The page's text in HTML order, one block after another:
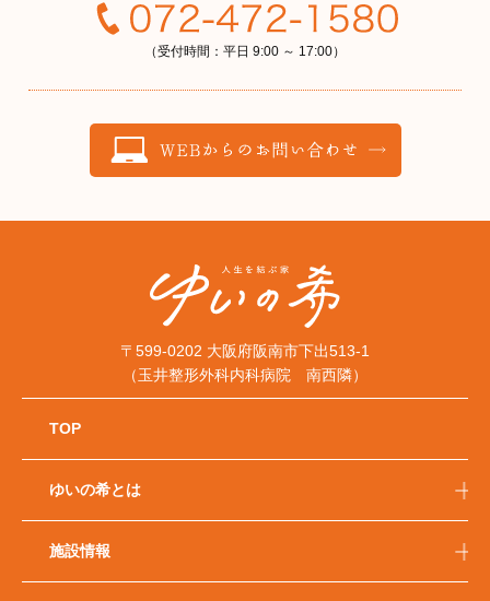
（受付時間：平日 9:00 ～ 17:00）
〒599-0202 大阪府阪南市下出513-1
（玉井整形外科内科病院 南西隣）
TOP
ゆいの希とは
施設情報